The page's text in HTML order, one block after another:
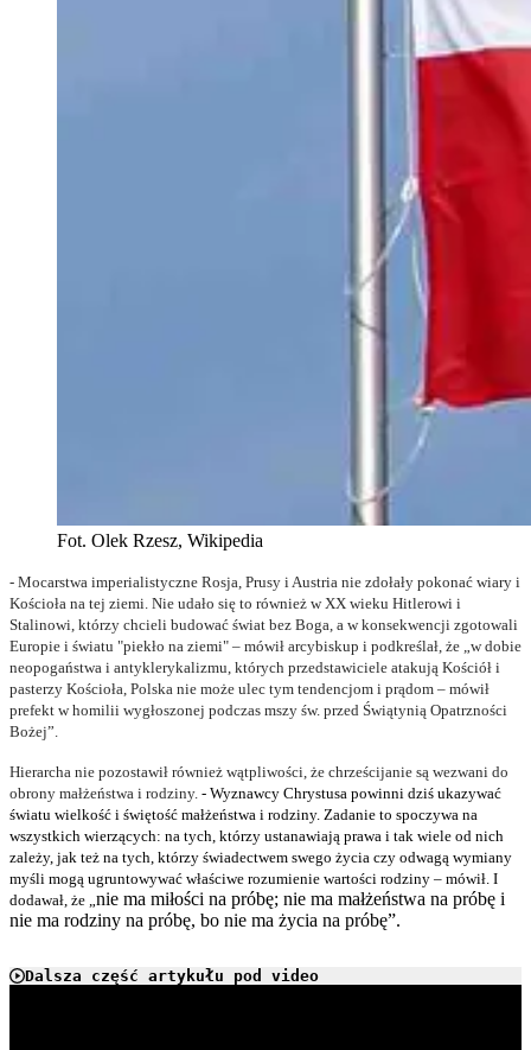
Fot. Olek Rzesz, Wikipedia
- Mocarstwa imperialistyczne Rosja, Prusy i Austria nie zdołały pokonać wiary i
Kościoła na tej ziemi. Nie udało się to również w XX wieku Hitlerowi i
Stalinowi, którzy chcieli budować świat bez Boga, a w konsekwencji zgotowali
Europie i światu "piekło na ziemi" – mówił arcybiskup i podkreślał, że „w dobie
neopogaństwa i antyklerykalizmu, których przedstawiciele atakują Kościół i
pasterzy Kościoła, Polska nie może ulec tym tendencjom i prądom – mówił
prefekt w homilii wygłoszonej podczas mszy św. przed Świątynią Opatrzności
Bożej”.
Hierarcha nie pozostawił również wątpliwości, że chrześcijanie są wezwani do
obrony małżeństwa i rodziny. - Wyznawcy Chrystusa powinni dziś ukazywać
światu wielkość i świętość małżeństwa i rodziny. Zadanie to spoczywa na
wszystkich wierzących: na tych, którzy ustanawiają prawa i tak wiele od nich
zależy, jak też na tych, którzy świadectwem swego życia czy odwagą wymiany
myśli mogą ugruntowywać właściwe rozumienie wartości rodziny – mówił. I
dodawał, że „nie ma miłości na próbę; nie ma małżeństwa na próbę i
nie ma rodziny na próbę, bo nie ma życia na próbę”.
Dalsza część artykułu pod video